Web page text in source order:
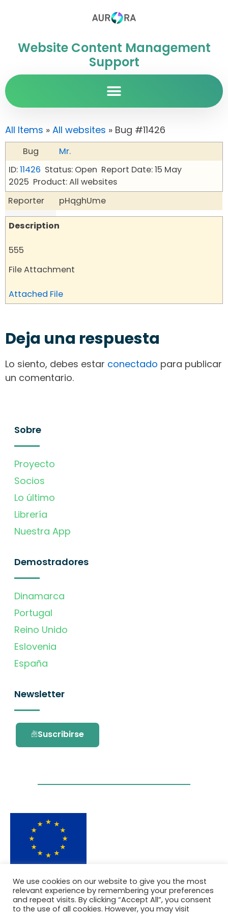
Website Content Management
Support
All Items » All websites » Bug #11426
Bug
Mr.
ID:11426 Status: Open Report Date: 15 May
2025 Product: All websites
Reporter
pHqghUme
Description
555
File Attachment
Attached File
Deja una respuesta
Lo siento, debes estar conectado para publicar
un comentario.
Sobre
Proyecto
Socios
Lo último
Librería
Nuestra App
Demostradores
Dinamarca
Portugal
Reino Unido
Eslovenia
España
Newsletter
Suscribirse
Este proyecto ha recibido financiación del
programa de investigación e innovación
Horizonte 2020 de la Unión Europea en virtud
del acuerdo de subvención No. 101036418.
We use cookies on our website to give you the most
relevant experience by remembering your preferences
and repeat visits. By clicking “Accept All”, you consent
to the use of all cookies. However, you may visit